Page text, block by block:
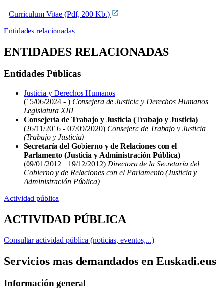
Curriculum Vitae (Pdf, 200 Kb.)
Entidades relacionadas
ENTIDADES RELACIONADAS
Entidades Públicas
Justicia y Derechos Humanos
(15/06/2024 - ) Consejera de Justicia y Derechos Humanos
Legislatura XIII
Consejería de Trabajo y Justicia (Trabajo y Justicia)
(26/11/2016 - 07/09/2020) Consejera de Trabajo y Justicia
(Trabajo y Justicia)
Secretaría del Gobierno y de Relaciones con el
Parlamento (Justicia y Administración Pública)
(09/01/2012 - 19/12/2012) Directora de la Secretaría del
Gobierno y de Relaciones con el Parlamento (Justicia y
Administración Pública)
Actividad pública
ACTIVIDAD PÚBLICA
Consultar actividad pública (noticias, eventos,...)
Servicios mas demandados en Euskadi.eus
Información general